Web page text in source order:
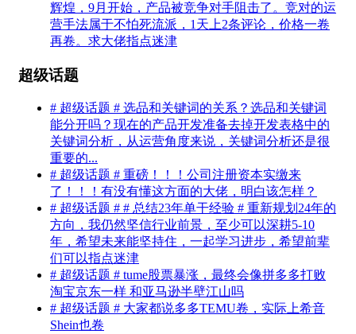
辉煌，9月开始，产品被竞争对手阻击了。竞对的运
营手法属于不怕死流派，1天上2条评论，价格一卷
再卷。求大佬指点迷津
超级话题
# 超级话题 # 选品和关键词的关系？选品和关键词
能分开吗？现在的产品开发准备去掉开发表格中的
关键词分析，从运营角度来说，关键词分析还是很
重要的...
# 超级话题 # 重磅！！！公司注册资本实缴来
了！！！有没有懂这方面的大佬，明白该怎样？
# 超级话题 # # 总结23年单干经验 # 重新规划24年的
方向，我仍然坚信行业前景，至少可以深耕5-10
年，希望未来能坚持住，一起学习进步，希望前辈
们可以指点迷津
# 超级话题 # tume股票暴涨，最终会像拼多多打败
淘宝京东一样 和亚马逊半壁江山吗
# 超级话题 # 大家都说多多TEMU卷，实际上希音
Shein也卷